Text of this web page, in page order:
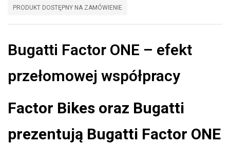
PRODUKT DOSTĘPNY NA ZAMÓWIENIE
Bugatti Factor ONE – efekt
przełomowej współpracy
Factor Bikes oraz Bugatti
prezentują Bugatti Factor ONE